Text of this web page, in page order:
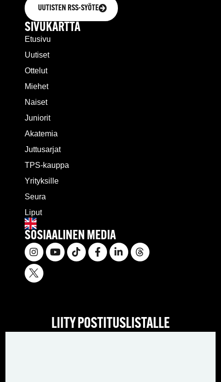
UUTISTEN RSS-SYÖTE
SIVUKARTTA
Etusivu
Uutiset
Ottelut
Miehet
Naiset
Juniorit
Akatemia
Juttusarjat
TPS-kauppa
Yrityksille
Seura
Liput
SOSIAALINEN MEDIA
LIITY POSTITUSLISTALLE